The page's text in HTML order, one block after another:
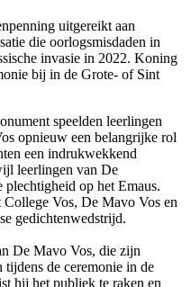
uitgereikt aan
die oorlogsmisdaden in
invasie in 2022. Koning
bij in de Grote- of Sint
speelden leerlingen
opnieuw een belangrijke rol
een indrukwekkend
leerlingen van De
plechtigheid op het Emaus.
Vos, De Mavo Vos en
gedichtenwedstrijd.
De Mavo Vos, die zijn
de ceremonie in de
hij het publiek te raken en